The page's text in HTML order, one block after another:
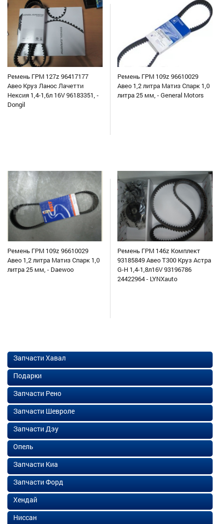
Ремень ГРМ 127z 96417177
Авео Круз Ланос Лачетти
Нексия 1,4-1,6л 16V 96183351, -
Dongil
Ремень ГРМ 109z 96610029
Авео 1,2 литра Матиз Спарк 1,0
литра 25 мм, - General Motors
Ремень ГРМ 109z 96610029
Авео 1,2 литра Матиз Спарк 1,0
литра 25 мм, - Daewoo
Ремень ГРМ 146z Комплект
93185849 Авео Т300 Круз Астра
G-H 1,4-1,8л16V 93196786
24422964 - LYNXauto
Запчасти Хавал
Подарки
Запчасти Рено
Запчасти Шевроле
Запчасти Дэу
Опель
Запчасти Киа
Запчасти Форд
Хендай
Ниссан